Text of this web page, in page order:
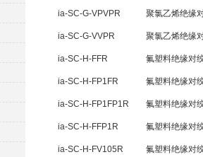
ia-SC-G-VPVPR 聚氯乙烯绝缘
ia-SC-G-VVPR 聚氯乙烯绝缘
ia-SC-H-FFR 氟塑料绝缘对
ia-SC-H-FP1FR 氟塑料绝缘对
ia-SC-H-FP1FP1R 氟塑料绝缘对
ia-SC-H-FFP1R 氟塑料绝缘对
ia-SC-H-FV105R 氟塑料绝缘对